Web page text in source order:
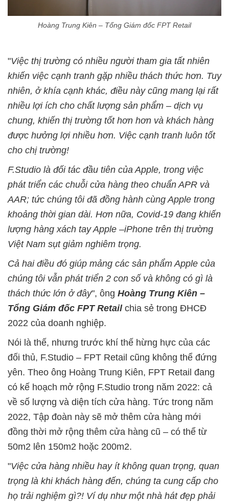
Hoàng Trung Kiên – Tổng Giám đốc FPT Retail
"Việc thị trường có nhiều người tham gia tất nhiên
khiến việc cạnh tranh gặp nhiều thách thức hơn. Tuy
nhiên, ở khía cạnh khác, điều này cũng mang lại rất
nhiều lợi ích cho chất lượng sản phẩm – dịch vụ
chung, khiến thị trường tốt hơn hơn và khách hàng
được hưởng lợi nhiều hơn. Việc cạnh tranh luôn tốt
cho chị trường!
F.Studio là đối tác đầu tiên của Apple, trong việc
phát triển các chuỗi cửa hàng theo chuẩn APR và
AAR; tức chúng tôi đã đồng hành cùng Apple trong
khoảng thời gian dài. Hơn nữa, Covid-19 đang khiến
lượng hàng xách tay Apple –iPhone trên thị trường
Việt Nam sụt giảm nghiêm trọng.
Cả hai điều đó giúp mảng các sản phẩm Apple của
chúng tôi vẫn phát triển 2 con số và không có gì là
thách thức lớn ở đây", ông Hoàng Trung Kiên –
Tổng Giám đốc FPT Retailchia sẻ trong ĐHCĐ
2022 của doanh nghiệp.
Nói là thế, nhưng trước khí thế hừng hực của các
đối thủ, F.Studio – FPT Retail cũng không thể đứng
yên. Theo ông Hoàng Trung Kiên, FPT Retail đang
có kế hoạch mở rộng F.Studio trong năm 2022: cả
về số lượng và diện tích cửa hàng. Tức trong năm
2022, Tập đoàn này sẽ mở thêm cửa hàng mới
đồng thời mở rộng thêm cửa hàng cũ – có thể từ
50m2 lên 150m2 hoặc 200m2.
"Việc cửa hàng nhiều hay ít không quan trọng, quan
trọng là khi khách hàng đến, chúng ta cung cấp cho
họ trải nghiệm gì?! Ví dụ như một nhà hát đẹp phải